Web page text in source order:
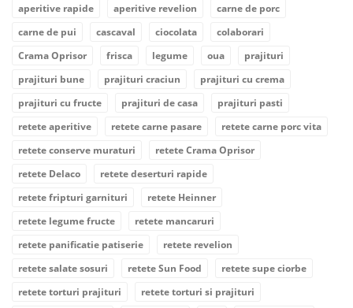
aperitive rapide
aperitive revelion
carne de porc
carne de pui
cascaval ciocolata
colaborari
Crama Oprisor
frisca legume oua
prajituri
prajituri bune
prajituri craciun
prajituri cu crema
prajituri cu fructe
prajituri de casa
prajituri pasti
retete aperitive
retete carne pasare
retete carne porc vita
retete conserve muraturi
retete Crama Oprisor
retete Delaco
retete deserturi rapide
retete fripturi garnituri
retete Heinner
retete legume fructe
retete mancaruri
retete panificatie patiserie
retete revelion
retete salate sosuri
retete Sun Food
retete supe ciorbe
retete torturi prajituri
retete torturi si prajituri